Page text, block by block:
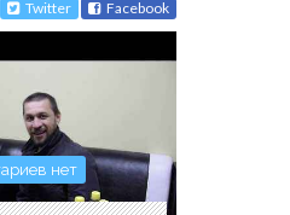
Twitter Facebook
нет